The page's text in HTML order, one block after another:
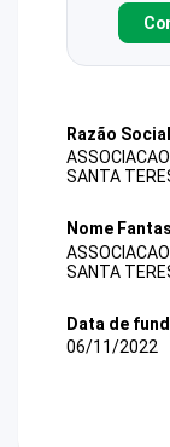
Razão Social
SANTA
Nome
SANTA
Data de
06/11/2022